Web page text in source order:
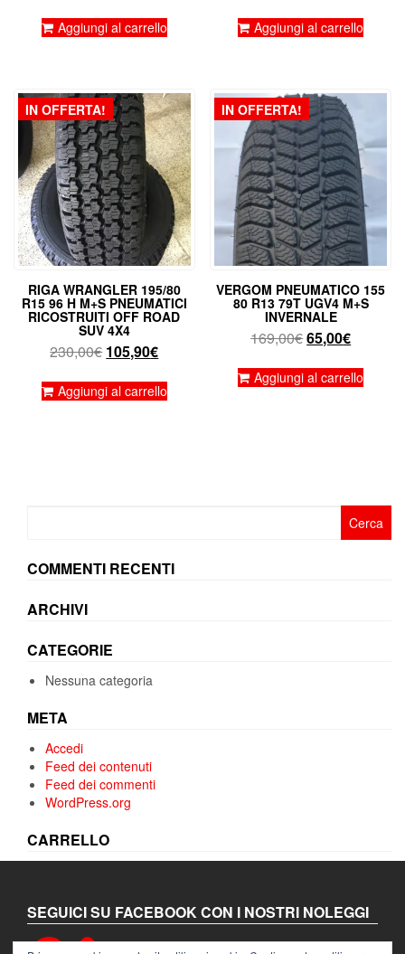
originaleattuale
Aggiungi al carrello
originaleattuale
Aggiungi al carrello
IN OFFERTA!
RIGA WRANGLER 195/80
R15 96 H M+S PNEUMATICI
RICOSTRUITI OFF ROAD
SUV 4X4
230,00€ Il
originale
105,90€Il
attuale
Aggiungi al carrello
IN OFFERTA!
VERGOM PNEUMATICO 155
80 R13 79T UGV4 M+S
INVERNALE
169,00€Il
originale
65,00€Il
attuale
Aggiungi al carrello
COMMENTI RECENTI
ARCHIVI
CATEGORIE
Nessuna categoria
META
Accedi
Feed dei contenuti
Feed dei commenti
WordPress.org
CARRELLO
SEGUICI SU FACEBOOK CON I NOSTRI NOLEGGI
Facebook